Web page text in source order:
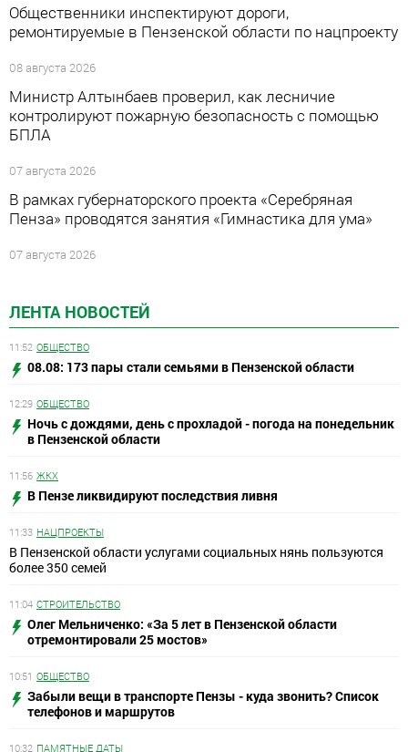
ЛЕНТА НОВОСТЕЙ
11:52 ОБЩЕСТВО
08.08: 173 пары стали семьями в Пензенской области
12:29 ОБЩЕСТВО
Ночь с дождями, день с прохладой - погода на понедельник
в Пензенской области
11:56 ЖКХ
В Пензе ликвидируют последствия ливня
11:33 НАЦПРОЕКТЫ
В Пензенской области услугами социальных нянь пользуются
более 350 семей
11:04 СТРОИТЕЛЬСТВО
Олег Мельниченко: «За 5 лет в Пензенской области
отремонтировали 25 мостов»
10:51 ОБЩЕСТВО
Забыли вещи в транспорте Пензы - куда звонить? Список
телефонов и маршрутов
10:32 ПАМЯТНЫЕ ДАТЫ
Общественники инспектируют дороги,
ремонтируемые в Пензенской области по нацпроекту
08 августа 2026
Министр Алтынбаев проверил, как лесничие
контролируют пожарную безопасность с помощью
БПЛА
07 августа 2026
В рамках губернаторского проекта «Серебряная
Пенза» проводятся занятия «Гимнастика для ума»
07 августа 2026